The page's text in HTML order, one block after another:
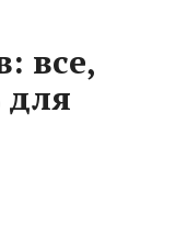
все,
для